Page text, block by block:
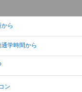
から
通学時間から
ン